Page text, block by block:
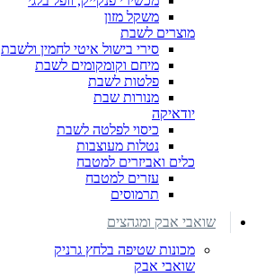
משקל מזון
מוצרים לשבת
סירי בישול איטי לחמין ולשבת
מיחם וקומקומים לשבת
פלטות לשבת
מנורות שבת
יודאיקה
כיסוי לפלטה לשבת
נטלות מעוצבות
כלים ואביזרים למטבח
עזרים למטבח
תרמוסים
שואבי אבק ומגהצים
מכונות שטיפה בלחץ גרניק
שואבי אבק